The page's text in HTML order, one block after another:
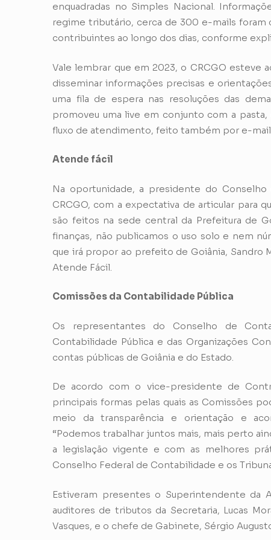
enquadradas no Simples Nacional.
regime tributário, cerca de 300 e-mails foram
contribuintes ao longo dos dias, conforme
Vale lembrar que em 2023, o CRCGO esteve
disseminar informações precisas e
uma fila de espera nas resoluções das
promoveu uma live em conjunto com a
fluxo de atendimento, feito também por e-mail.
Atende fácil
Na oportunidade, a presidente do
CRCGO, com a expectativa de articular para
são feitos na sede central da Prefeitura de
finanças, não publicamos o uso solo e nem
que irá propor ao prefeito de Goiânia, Sandro
Atende Fácil.
Comissões da Contabilidade Pública
Os representantes do Conselho de
Contabilidade Pública e das Organizações
contas públicas de Goiânia e do Estado.
De acordo com o vice-presidente de
principais formas pelas quais as Comissões
meio da transparência e orientação e
“Podemos trabalhar juntos mais, mais perto
a legislação vigente e com as melhores
Conselho Federal de Contabilidade e os
Estiveram presentes o Superintendente da
auditores de tributos da Secretaria, Lucas
Vasques, e o chefe de Gabinete, Sérgio